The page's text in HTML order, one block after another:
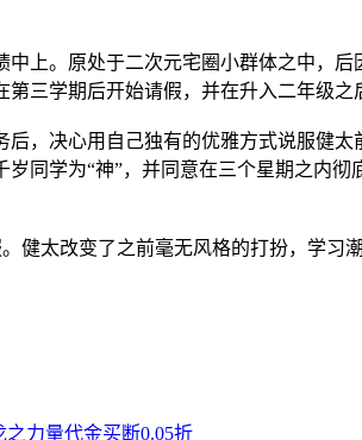
上。原处于二次元宅圈小群体之中，
三学期后开始请假，并在升入二年级之
后，决心用自己独有的优雅方式说服健太
同学为“神”，并同意在三个星期之内
健太改变了之前毫无风格的打扮，学习